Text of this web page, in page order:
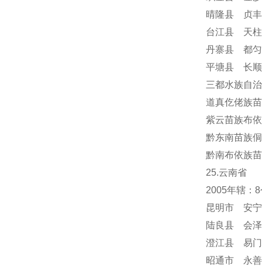
晴隆县 贞
台江县 天
丹寨县 都
平塘县 长
三都水族自
道真仡佬族
紫云苗族布
黔东南苗族
黔南布依族
25.云南省
2005年辖：
昆明市 安
陆良县 会
澄江县 易
昭通市 永